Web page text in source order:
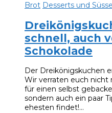
Brot Desserts und
schnell, auch
Schokolade
Der Dreikönigskuchen
Wir verraten euch nicht
für einen selbst
sondern auch ein paar
ehesten findet!…